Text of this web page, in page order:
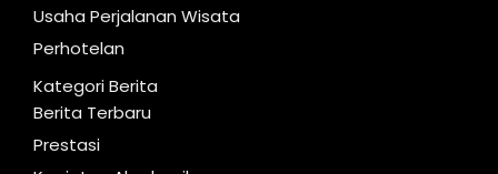
Usaha Perjalanan Wisata
Perhotelan
Kategori Berita
Berita Terbaru
Prestasi